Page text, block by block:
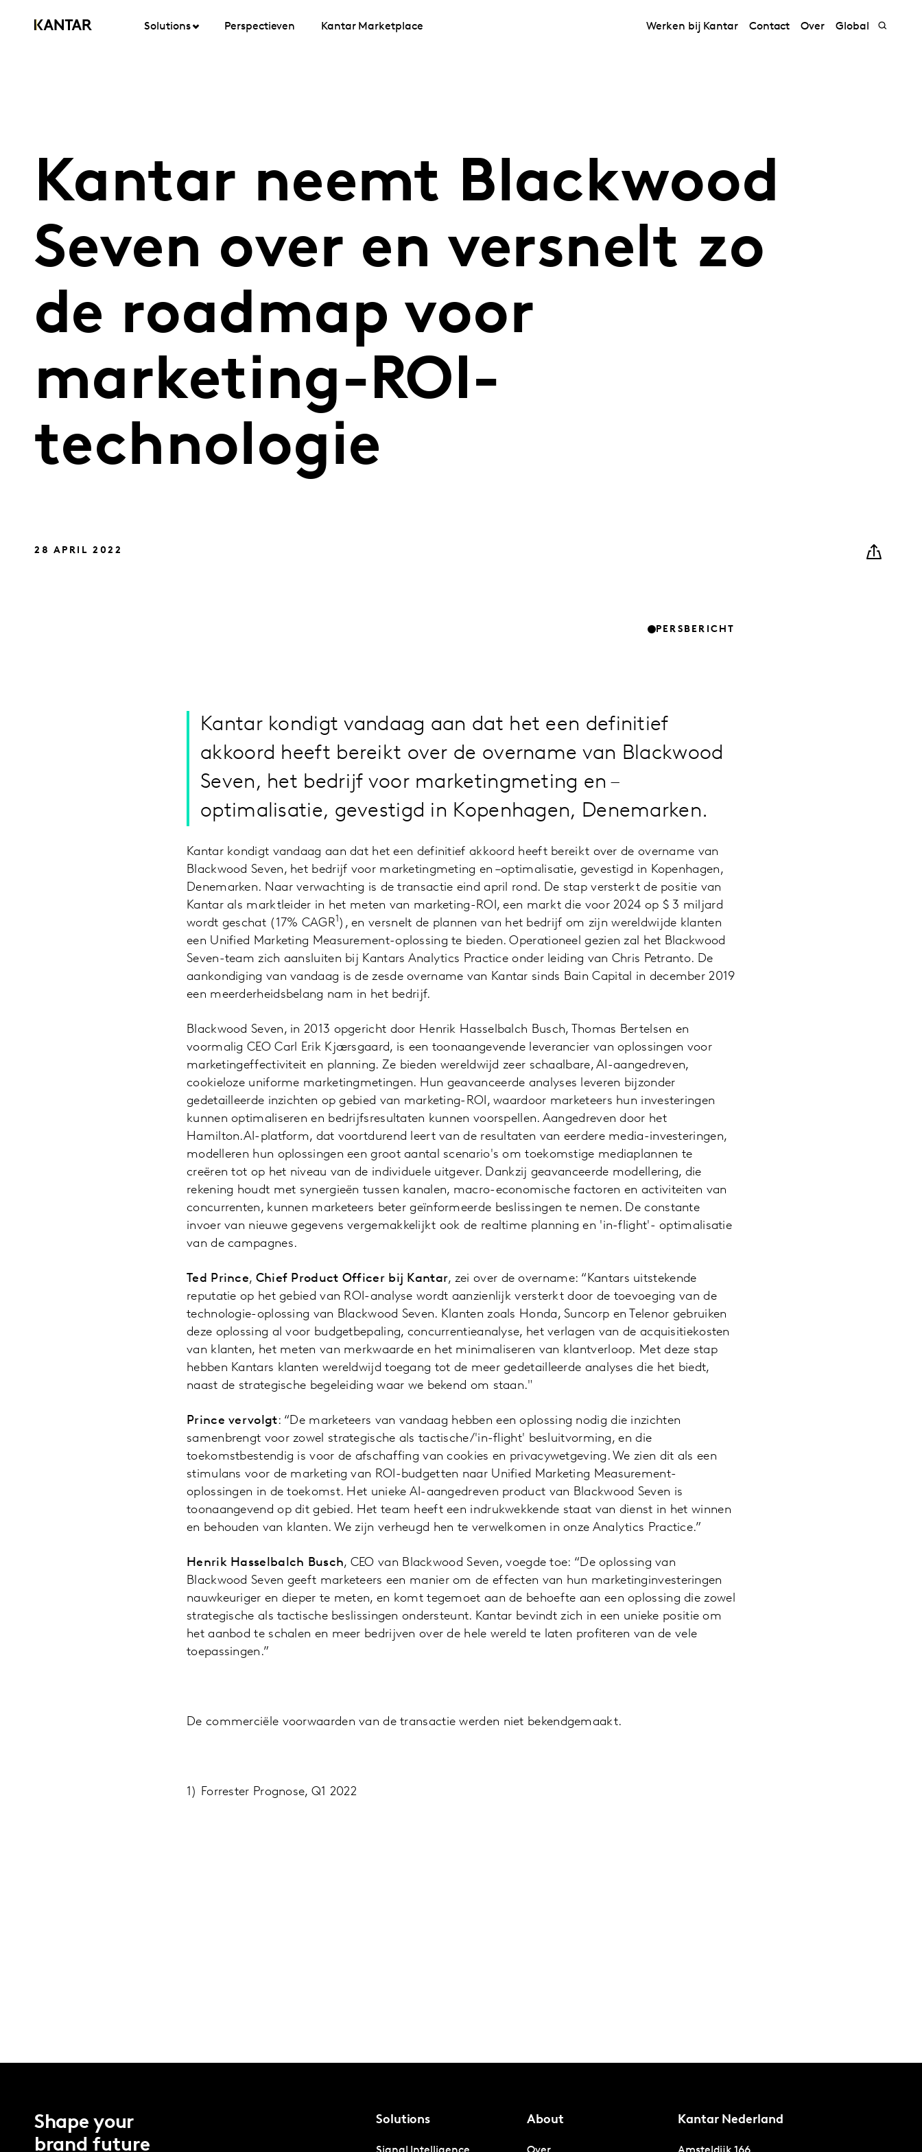
Solutions Perspectieven Kantar Marketplace Werken bij Kantar Contact Over Global
Kantar neemt Blackwood
Seven over en versnelt zo
de roadmap voor
marketing-ROI-
technologie
28 APRIL 2022
PERSBERICHT
Kantar kondigt vandaag aan dat het een definitief
akkoord heeft bereikt over de overname van Blackwood
Seven, het bedrijf voor marketingmeting en –
optimalisatie, gevestigd in Kopenhagen, Denemarken.
Kantar kondigt vandaag aan dat het een definitief akkoord heeft bereikt over de overname van
Blackwood Seven, het bedrijf voor marketingmeting en –optimalisatie, gevestigd in Kopenhagen,
Denemarken. Naar verwachting is de transactie eind april rond. De stap versterkt de positie van
Kantar als marktleider in het meten van marketing-ROI, een markt die voor 2024 op $ 3 miljard
wordt geschat (17% CAGR ), en versnelt de plannen van het bedrijf om zijn wereldwijde klanten
een Unified Marketing Measurement-oplossing te bieden. Operationeel gezien zal het Blackwood
Seven-team zich aansluiten bij Kantars Analytics Practice onder leiding van Chris Petranto. De
aankondiging van vandaag is de zesde overname van Kantar sinds Bain Capital in december 2019
een meerderheidsbelang nam in het bedrijf.
Blackwood Seven, in 2013 opgericht door Henrik Hasselbalch Busch, Thomas Bertelsen en
voormalig CEO Carl Erik Kjærsgaard, is een toonaangevende leverancier van oplossingen voor
marketingeffectiviteit en planning. Ze bieden wereldwijd zeer schaalbare, AI-aangedreven,
cookieloze uniforme marketingmetingen. Hun geavanceerde analyses leveren bijzonder
gedetailleerde inzichten op gebied van marketing-ROI, waardoor marketeers hun investeringen
kunnen optimaliseren en bedrijfsresultaten kunnen voorspellen. Aangedreven door het
Hamilton.AI-platform, dat voortdurend leert van de resultaten van eerdere media-investeringen,
modelleren hun oplossingen een groot aantal scenario's om toekomstige mediaplannen te
creëren tot op het niveau van de individuele uitgever. Dankzij geavanceerde modellering, die
rekening houdt met synergieën tussen kanalen, macro-economische factoren en activiteiten van
concurrenten, kunnen marketeers beter geïnformeerde beslissingen te nemen. De constante
invoer van nieuwe gegevens vergemakkelijkt ook de realtime planning en 'in-flight'- optimalisatie
van de campagnes.
Ted Prince, Chief Product Officer bij Kantar, zei over de overname: “Kantars uitstekende
reputatie op het gebied van ROI-analyse wordt aanzienlijk versterkt door de toevoeging van de
technologie-oplossing van Blackwood Seven. Klanten zoals Honda, Suncorp en Telenor gebruiken
deze oplossing al voor budgetbepaling, concurrentieanalyse, het verlagen van de acquisitiekosten
van klanten, het meten van merkwaarde en het minimaliseren van klantverloop. Met deze stap
hebben Kantars klanten wereldwijd toegang tot de meer gedetailleerde analyses die het biedt,
naast de strategische begeleiding waar we bekend om staan."
Prince vervolgt: “De marketeers van vandaag hebben een oplossing nodig die inzichten
samenbrengt voor zowel strategische als tactische/'in-flight' besluitvorming, en die
toekomstbestendig is voor de afschaffing van cookies en privacywetgeving. We zien dit als een
stimulans voor de marketing van ROI-budgetten naar Unified Marketing Measurement-
oplossingen in de toekomst. Het unieke AI-aangedreven product van Blackwood Seven is
toonaangevend op dit gebied. Het team heeft een indrukwekkende staat van dienst in het winnen
en behouden van klanten. We zijn verheugd hen te verwelkomen in onze Analytics Practice.”
Henrik Hasselbalch Busch, CEO van Blackwood Seven, voegde toe: “De oplossing van
Blackwood Seven geeft marketeers een manier om de effecten van hun marketinginvesteringen
nauwkeuriger en dieper te meten, en komt tegemoet aan de behoefte aan een oplossing die zowel
strategische als tactische beslissingen ondersteunt. Kantar bevindt zich in een unieke positie om
het aanbod te schalen en meer bedrijven over de hele wereld te laten profiteren van de vele
toepassingen.”
De commerciële voorwaarden van de transactie werden niet bekendgemaakt.
1) Forrester Prognose, Q1 2022
Shape your
brand future
Solutions About Kantar Nederland